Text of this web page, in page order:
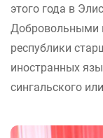
этого года в
Добровольными
республики
иностранных
сингальского